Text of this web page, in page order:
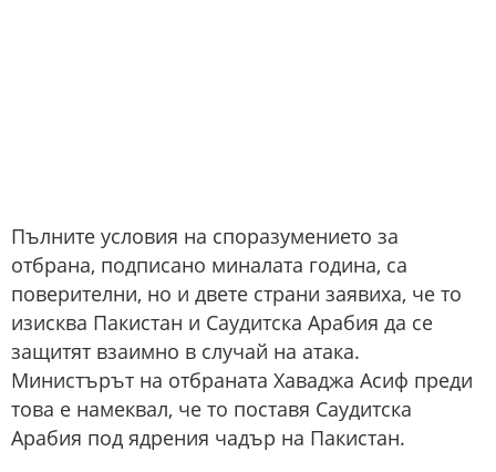
Пълните условия на споразумението за
отбрана, подписано миналата година, са
поверителни, но и двете страни заявиха, че то
изисква Пакистан и Саудитска Арабия да се
защитят взаимно в случай на атака.
Министърът на отбраната Хаваджа Асиф преди
това е намеквал, че то поставя Саудитска
Арабия под ядрения чадър на Пакистан.